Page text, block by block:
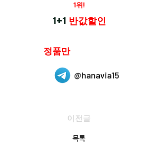
1위!
1+1 반값할인
정품만
@hanavia15
이전글
목록